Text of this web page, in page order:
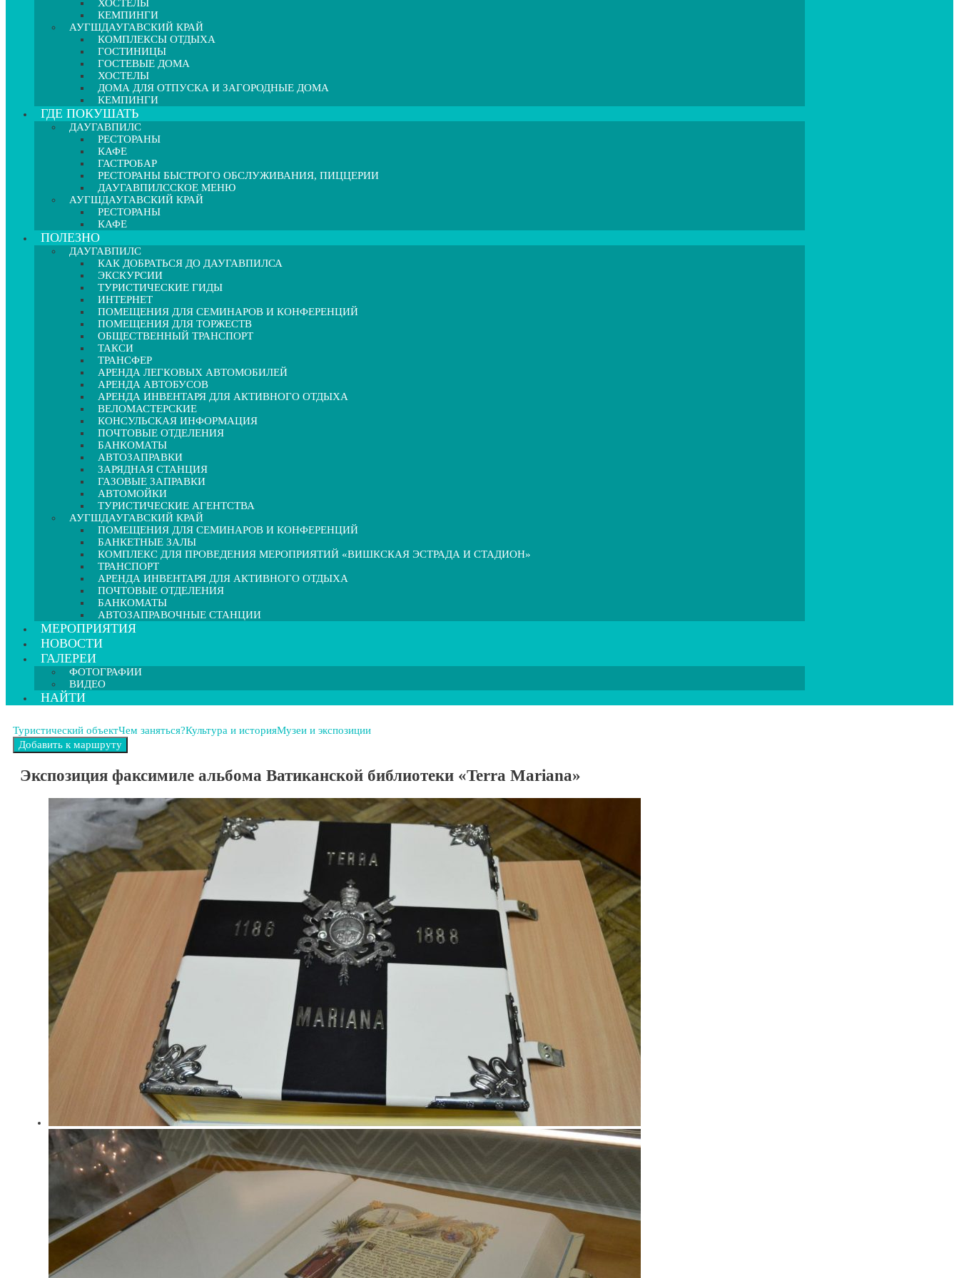
ХОСТЕЛЫ
КЕМПИНГИ
АУГШДАУГАВСКИЙ КРАЙ
КОМПЛЕКСЫ ОТДЫХА
ГОСТИНИЦЫ
ГОСТЕВЫЕ ДОМА
ХОСТЕЛЫ
ДОМА ДЛЯ ОТПУСКА И ЗАГОРОДНЫЕ ДОМА
КЕМПИНГИ
ГДЕ ПОКУШАТЬ
ДАУГАВПИЛС
РЕСТОРАНЫ
КАФЕ
ГАСТРОБАР
РЕСТОРАНЫ БЫСТРОГО ОБСЛУЖИВАНИЯ, ПИЦЦЕРИИ
ДАУГАВПИЛССКОЕ МЕНЮ
АУГШДАУГАВСКИЙ КРАЙ
РЕСТОРАНЫ
КАФЕ
ПОЛЕЗНО
ДАУГАВПИЛС
КАК ДОБРАТЬСЯ ДО ДАУГАВПИЛСА
ЭКСКУРСИИ
ТУРИСТИЧЕСКИЕ ГИДЫ
ИНТЕРНЕТ
ПОМЕЩЕНИЯ ДЛЯ СЕМИНАРОВ И КОНФЕРЕНЦИЙ
ПОМЕЩЕНИЯ ДЛЯ ТОРЖЕСТВ
ОБЩЕСТВЕННЫЙ ТРАНСПОРТ
ТАКСИ
ТРАНСФЕР
АРЕНДА ЛЕГКОВЫХ АВТОМОБИЛЕЙ
АРЕНДА АВТОБУСОВ
АРЕНДА ИНВЕНТАРЯ ДЛЯ АКТИВНОГО ОТДЫХА
ВЕЛОМАСТЕРСКИЕ
КОНСУЛЬСКАЯ ИНФОРМАЦИЯ
ПОЧТОВЫЕ ОТДЕЛЕНИЯ
БАНКОМАТЫ
АВТОЗАПРАВКИ
ЗАРЯДНАЯ СТАНЦИЯ
ГАЗОВЫЕ ЗАПРАВКИ
АВТОМОЙКИ
ТУРИСТИЧЕСКИЕ АГЕНТСТВА
АУГШДАУГАВСКИЙ КРАЙ
ПОМЕЩЕНИЯ ДЛЯ СЕМИНАРОВ И КОНФЕРЕНЦИЙ
БАНКЕТНЫЕ ЗАЛЫ
КОМПЛЕКС ДЛЯ ПРОВЕДЕНИЯ МЕРОПРИЯТИЙ «ВИШКСКАЯ ЭСТРАДА И СТАДИОН»
ТРАНСПОРТ
АРЕНДА ИНВЕНТАРЯ ДЛЯ АКТИВНОГО ОТДЫХА
ПОЧТОВЫЕ ОТДЕЛЕНИЯ
БАНКОМАТЫ
АВТОЗАПРАВОЧНЫЕ СТАНЦИИ
МЕРОПРИЯТИЯ
НОВОСТИ
ГАЛЕРЕИ
ФОТОГРАФИИ
ВИДЕО
НАЙТИ
Туристический объектЧем заняться?Культура и историяМузеи и экспозиции
Экспозиция факсимиле альбома Ватиканской библиотеки «Terra Mariana»